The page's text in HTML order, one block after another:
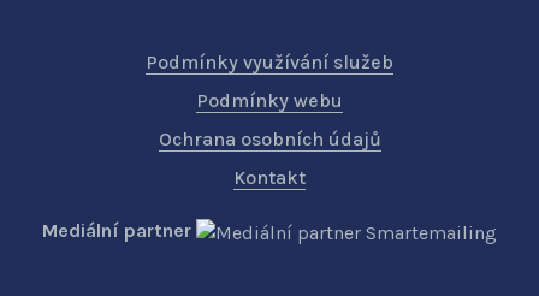
Podmínky využívání služeb
Podmínky webu
Ochrana osobních údajů
Kontakt
Mediální partner